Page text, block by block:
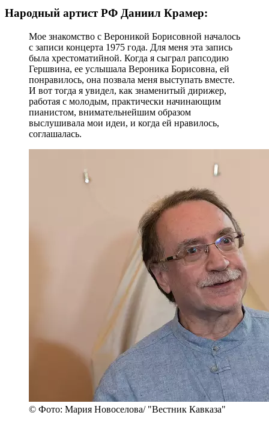
Народный артист РФ Даниил Крамер:
Мое знакомство с Вероникой Борисовной началось
с записи концерта 1975 года. Для меня эта запись
была хрестоматийной. Когда я сыграл рапсодию
Гершвина, ее услышала Вероника Борисовна, ей
понравилось, она позвала меня выступать вместе.
И вот тогда я увидел, как знаменитый дирижер,
работая с молодым, практически начинающим
пианистом, внимательнейшим образом
выслушивала мои идеи, и когда ей нравилось,
соглашалась.
© Фото: Мария Новоселова/ "Вестник Кавказа"